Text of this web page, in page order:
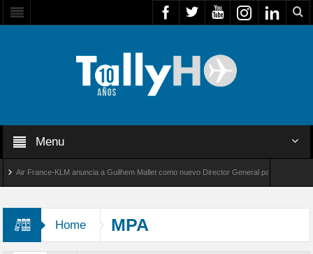
Menu
France-KLM anuncia a Guilhem Mallet como nuevo Director General para América Latina
Home MPA